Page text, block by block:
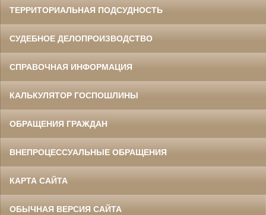
ТЕРРИТОРИАЛЬНАЯ ПОДСУДНОСТЬ
СУДЕБНОЕ ДЕЛОПРОИЗВОДСТВО
СПРАВОЧНАЯ ИНФОРМАЦИЯ
КАЛЬКУЛЯТОР ГОСПОШЛИНЫ
ОБРАЩЕНИЯ ГРАЖДАН
ВНЕПРОЦЕССУАЛЬНЫЕ ОБРАЩЕНИЯ
КАРТА САЙТА
ОБЫЧНАЯ ВЕРСИЯ САЙТА